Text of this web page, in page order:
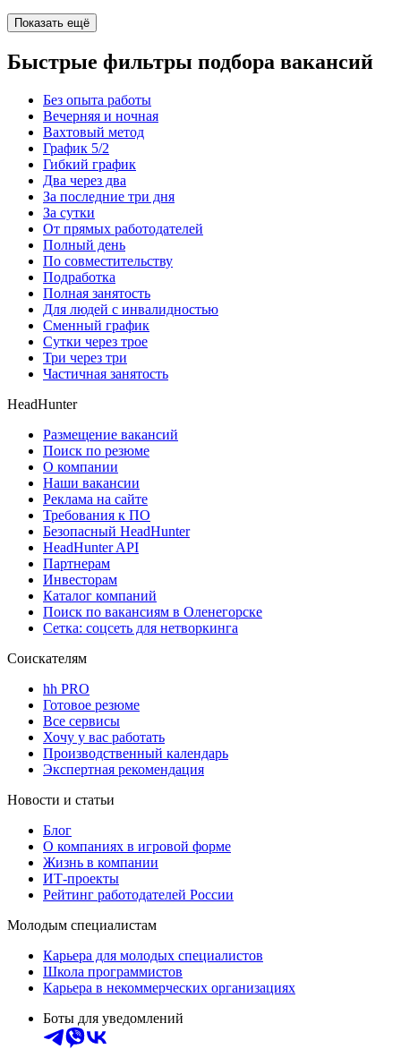
Показать ещё
Быстрые фильтры подбора вакансий
Без опыта работы
Вечерняя и ночная
Вахтовый метод
График 5/2
Гибкий график
Два через два
За последние три дня
За сутки
От прямых работодателей
Полный день
По совместительству
Подработка
Полная занятость
Для людей с инвалидностью
Сменный график
Сутки через трое
Три через три
Частичная занятость
HeadHunter
Размещение вакансий
Поиск по резюме
О компании
Наши вакансии
Реклама на сайте
Требования к ПО
Безопасный HeadHunter
HeadHunter API
Партнерам
Инвесторам
Каталог компаний
Поиск по вакансиям в Оленегорске
Сетка: соцсеть для нетворкинга
Соискателям
hh PRO
Готовое резюме
Все сервисы
Хочу у вас работать
Производственный календарь
Экспертная рекомендация
Новости и статьи
Блог
О компаниях в игровой форме
Жизнь в компании
ИТ-проекты
Рейтинг работодателей России
Молодым специалистам
Карьера для молодых специалистов
Школа программистов
Карьера в некоммерческих организациях
Боты для уведомлений